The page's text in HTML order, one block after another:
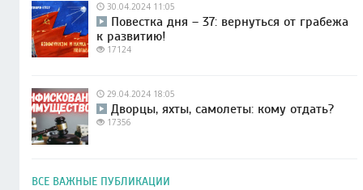
30.04.2024 11:05
Повестка дня – 37: вернуться от грабежа
к развитию!
17124
29.04.2024 18:05
Дворцы, яхты, самолеты: кому отдать?
17356
ВСЕ ВАЖНЫЕ ПУБЛИКАЦИИ